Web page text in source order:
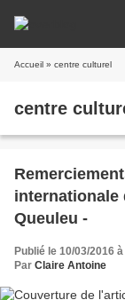
Accueil » centre culturel
centre
internationale
Queuleu -
Publié le 10/03/2016
Par Claire Antoine